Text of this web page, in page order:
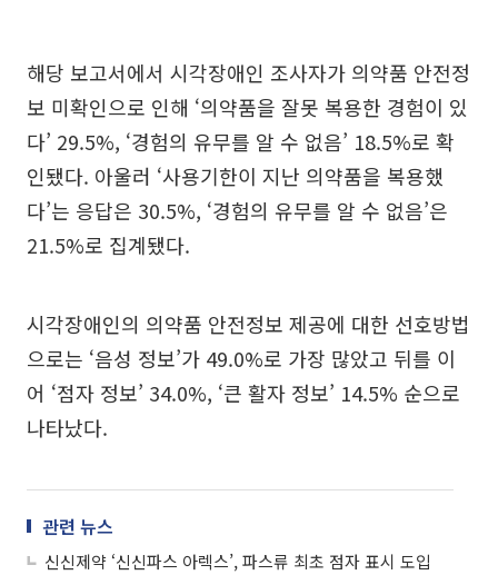
해당 보고서에서 시각장애인 조사자가 의약품 안전정
보 미확인으로 인해 ‘의약품을 잘못 복용한 경험이 있
다’ 29.5%, ‘경험의 유무를 알 수 없음’ 18.5%로 확
인됐다. 아울러 ‘사용기한이 지난 의약품을 복용했
다’는 응답은 30.5%, ‘경험의 유무를 알 수 없음’은
21.5%로 집계됐다.
시각장애인의 의약품 안전정보 제공에 대한 선호방법
으로는 ‘음성 정보’가 49.0%로 가장 많았고 뒤를 이
어 ‘점자 정보’ 34.0%, ‘큰 활자 정보’ 14.5% 순으로
나타났다.
관련 뉴스
신신제약 ‘신신파스 아렉스’, 파스류 최초 점자 표시 도입